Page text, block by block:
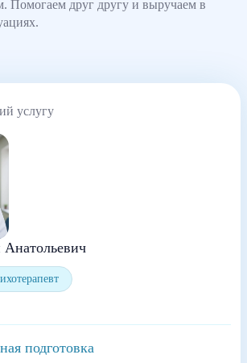
Помогаем друг другу и выручаем в
услугу
Анатольевич
подготовка